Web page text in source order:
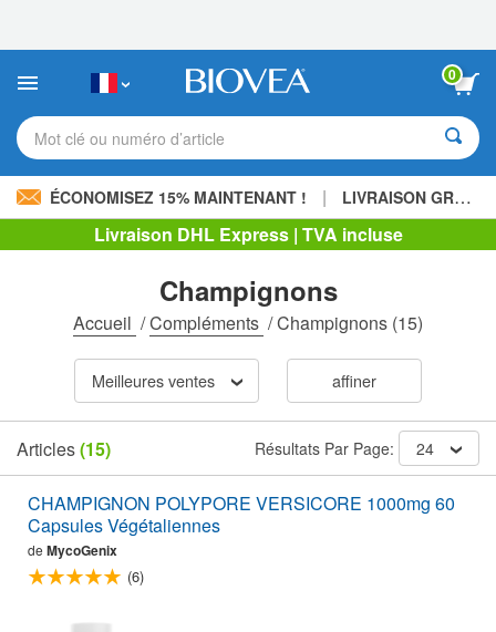
:
site
comprend
un
d'accessibilité.
0
Mot clé ou numéro d’article
ÉCONOMISEZ 15% MAINTENANT ! | LIVRAISON GRATUITE
Livraison DHL Express | TVA incluse
Champignons
Accueil /Compléments /Champignons (15)
Meilleures ventes affiner
Articles(15) Résultats Par Page: 24
CHAMPIGNON POLYPORE VERSICORE 1000mg 60
Capsules Végétaliennes
de MycoGenix
(6)